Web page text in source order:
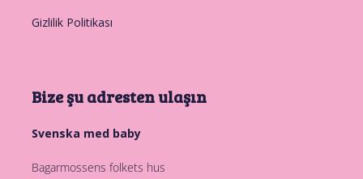
Gizlilik Politikası
Bize şu adresten ulaşın
Svenska med baby
Bagarmossens folkets hus